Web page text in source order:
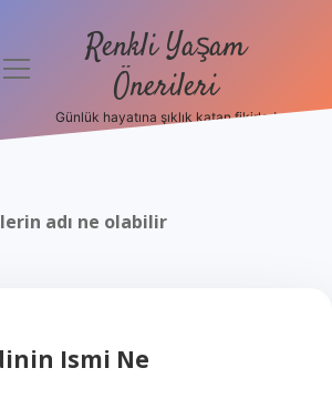
menüyü
Renkli Yaşam
Önerileri
Günlük hayatına şıklık katan fikirler!
adı ne olabilir
Ismi Ne